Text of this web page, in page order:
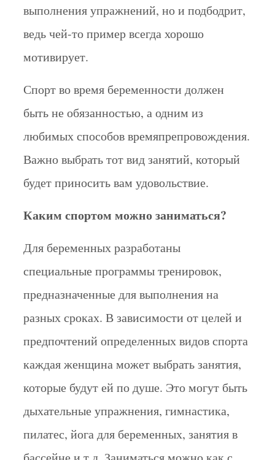
выполнения упражнений, но и подбодрит,
ведь чей-то пример всегда хорошо
мотивирует.
Спорт во время беременности должен
быть не обязанностью, а одним из
любимых способов времяпрепровождения.
Важно выбрать тот вид занятий, который
будет приносить вам удовольствие.
Каким спортом можно заниматься?
Для беременных разработаны
специальные программы тренировок,
предназначенные для выполнения на
разных сроках. В зависимости от целей и
предпочтений определенных видов спорта
каждая женщина может выбрать занятия,
которые будут ей по душе. Это могут быть
дыхательные упражнения, гимнастика,
пилатес, йога для беременных, занятия в